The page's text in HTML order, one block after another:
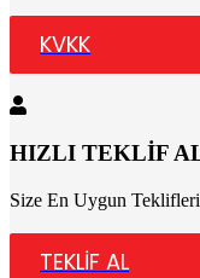
KVKK
HIZLI TEKLİF
Size En Uygun
TEKLİF AL